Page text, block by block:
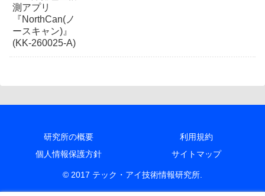
研究所の概要
利用規約
個人情報保護方針
サイトマップ
© 2017 テック・アイ技術情報研究所.